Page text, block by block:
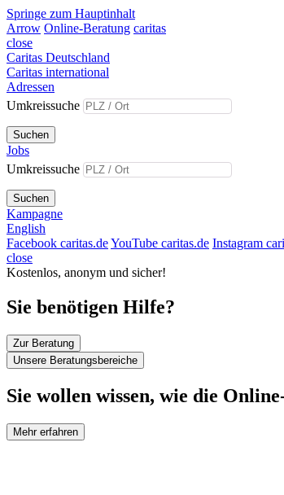
Springe zum Hauptinhalt
Arrow Online-Beratung caritas
close
Caritas Deutschland
Caritas international
Adressen
Umkreissuche
Suchen
Jobs
Umkreissuche
Suchen
Kampagne
English
Facebook caritas.deYouTube caritas.de Instagram
close
Kostenlos, anonym und sicher!
Sie benötigen Hilfe?
Zur Beratung
Unsere Beratungsbereiche
Sie wollen wissen, wie die
Mehr erfahren